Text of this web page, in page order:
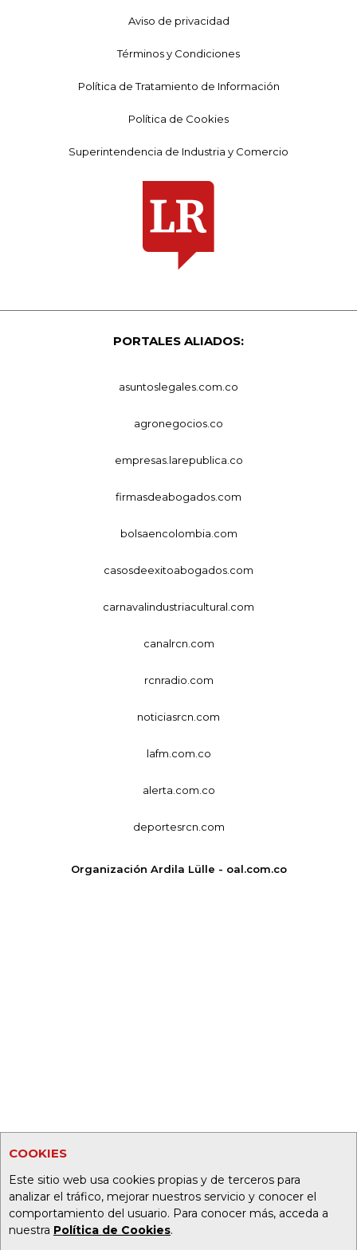
COOKIES
Este sitio web usa cookies propias y de terceros para
analizar el tráfico, mejorar nuestros servicio y conocer el
comportamiento del usuario. Para conocer más, acceda a
nuestra Política de Cookies.
Aviso de privacidad
Términos y Condiciones
Política de Tratamiento de Información
Política de Cookies
Superintendencia de Industria y Comercio
PORTALES ALIADOS:
asuntoslegales.com.co
agronegocios.co
empresas.larepublica.co
firmasdeabogados.com
bolsaencolombia.com
casosdeexitoabogados.com
carnavalindustriacultural.com
canalrcn.com
rcnradio.com
noticiasrcn.com
lafm.com.co
alerta.com.co
deportesrcn.com
Organización Ardila Lülle - oal.com.co